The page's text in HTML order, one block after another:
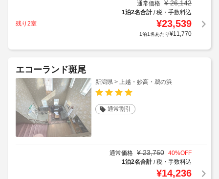
通常価格 ¥ 26,142
1泊2名合計/税・手数料込
残り2室
¥23,539
1泊1名あたり¥11,770
エコーランド斑尾
新潟県 > 上越・妙高・鵜の浜
通常割引
通常価格 ¥ 23,760 40%OFF
1泊2名合計/税・手数料込
¥14,236